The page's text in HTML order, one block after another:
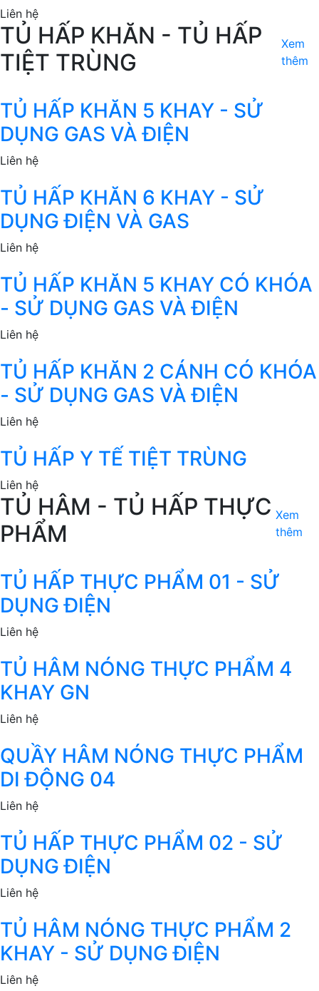
Liên hệ
TỦ HẤP KHĂN - TỦ HẤP
TIỆT TRÙNG
Xem
thêm
TỦ HẤP KHĂN 5 KHAY - SỬ
DỤNG GAS VÀ ĐIỆN
Liên hệ
TỦ HẤP KHĂN 6 KHAY - SỬ
DỤNG ĐIỆN VÀ GAS
Liên hệ
TỦ HẤP KHĂN 5 KHAY CÓ KHÓA
- SỬ DỤNG GAS VÀ ĐIỆN
Liên hệ
TỦ HẤP KHĂN 2 CÁNH CÓ KHÓA
- SỬ DỤNG GAS VÀ ĐIỆN
Liên hệ
TỦ HẤP Y TẾ TIỆT TRÙNG
Liên hệ
TỦ HÂM - TỦ HẤP THỰC
PHẨM
Xem
thêm
TỦ HẤP THỰC PHẨM 01 - SỬ
DỤNG ĐIỆN
Liên hệ
TỦ HÂM NÓNG THỰC PHẨM 4
KHAY GN
Liên hệ
QUẦY HÂM NÓNG THỰC PHẨM
DI ĐỘNG 04
Liên hệ
TỦ HẤP THỰC PHẨM 02 - SỬ
DỤNG ĐIỆN
Liên hệ
TỦ HÂM NÓNG THỰC PHẨM 2
KHAY - SỬ DỤNG ĐIỆN
Liên hệ